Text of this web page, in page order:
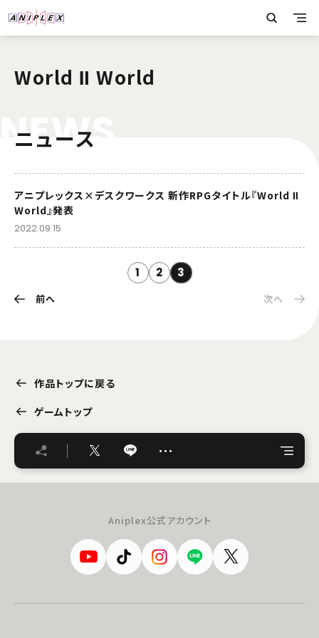
World Ⅱ World
NEWS
ニュース
アニプレックス×デスクワークス 新作RPGタイトル『World Ⅱ
World』発表
2022.09.15
1 2 3
前へ 次へ
作品トップに戻る
ゲームトップ
…
Aniplex公式アカウント